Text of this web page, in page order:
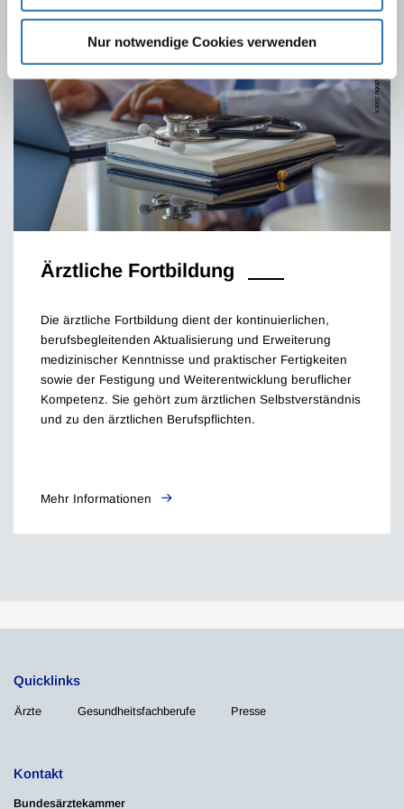
Nur notwendige Cookies verwenden
NIKCOA / Adobe Stock
Ärztliche Fortbildung
Die ärztliche Fortbildung dient der kontinuierlichen,
berufsbegleitenden Aktualisierung und Erweiterung
medizinischer Kenntnisse und praktischer Fertigkeiten
sowie der Festigung und Weiterentwicklung beruflicher
Kompetenz. Sie gehört zum ärztlichen Selbstverständnis
und zu den ärztlichen Berufspflichten.
Mehr Informationen
Quicklinks
Ärzte Gesundheitsfachberufe Presse
Kontakt
Bundesärztekammer